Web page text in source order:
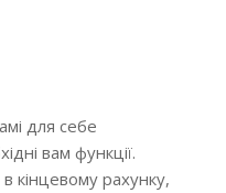
для себе
вам функції.
рахунку,